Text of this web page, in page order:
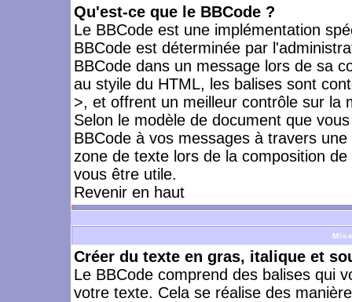
Qu'est-ce que le BBCode ?
Le BBCode est une implémentation
BBCode est déterminée par
BBCode dans un message lors de sa
au styile du HTML, les balises sont
>, et offrent un meilleur contrôle sur la
Selon le modèle de document que
BBCode à vos messages à travers
zone de texte lors de la composition
vous être utile.
Revenir en haut
Créer du texte en gras, italique et
Le BBCode comprend des balises qui
votre texte. Cela se réalise des